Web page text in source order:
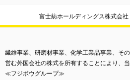
富士紡ホールディングス株式会
繊維事業、研磨材事業、化学工業品事業、そ
営む外国会社の株式を所有することにより、
≪フジボウグループ≫